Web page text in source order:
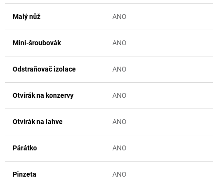
Malý nůž ANO
Mini-šroubovák ANO
Odstraňovač izolace ANO
Otvírák na konzervy ANO
Otvírák na lahve ANO
Párátko ANO
Pinzeta ANO